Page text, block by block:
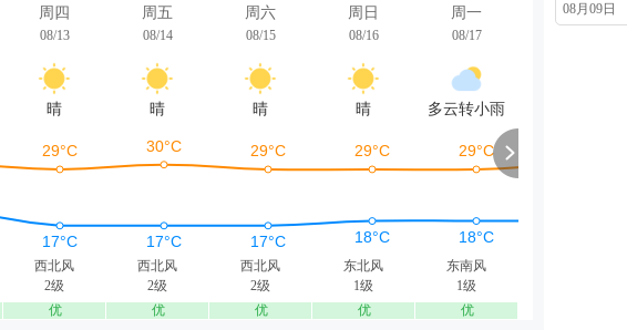
周四
08/13
晴
西北风
2级
优
周五
08/14
晴
西北风
2级
优
周六
08/15
晴
西北风
2级
优
周日
08/16
晴
东北风
1级
优
周一
08/17
多云转小雨
东南风
1级
优
周二08月09日